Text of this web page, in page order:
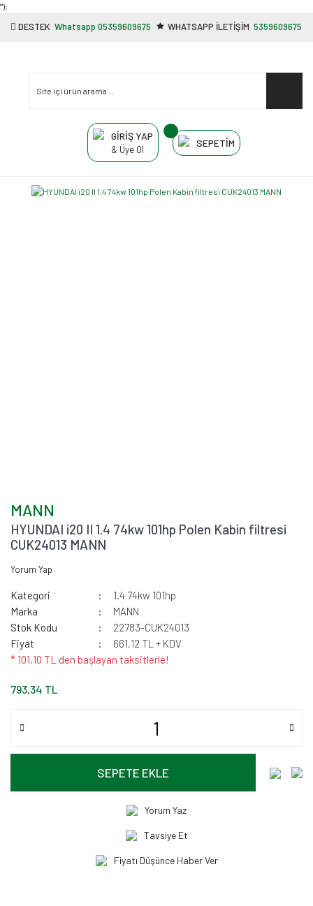
"');
DESTEK Whatsapp 05359609675 WHATSAPP İLETİŞİM 5359609675
GİRİŞ YAP
& Üye Ol
SEPETİM
MANN
HYUNDAI i20 II 1.4 74kw 101hp Polen Kabin filtresi
CUK24013 MANN
Yorum Yap
Kategori
1.4 74kw 101hp
Marka
MANN
Stok Kodu
22783-CUK24013
Fiyat
661,12 TL + KDV
* 101,10 TL den başlayan taksitlerle!
793,34 TL
SEPETE EKLE
Yorum Yaz
Tavsiye Et
Fiyatı Düşünce Haber Ver